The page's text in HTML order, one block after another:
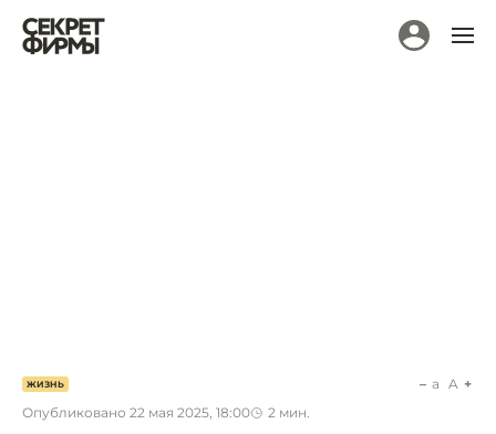
ЖИЗНЬ
Опубликовано 22 мая 2025, 18:00 2 мин.
a A